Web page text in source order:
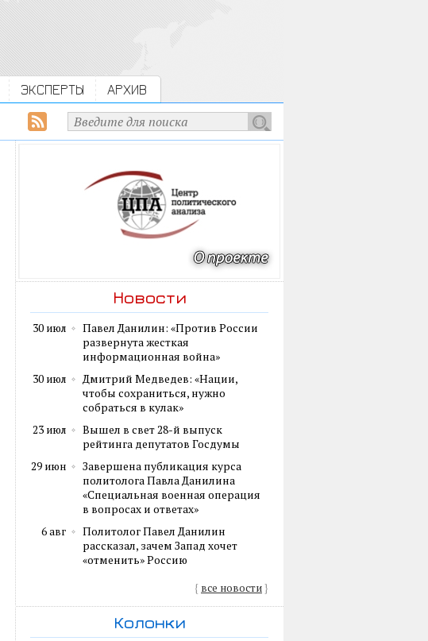
ЭКСПЕРТЫ АРХИВ
Новости
30 июл
Павел Данилин: «Против России
развернута жесткая
информационная война»
30 июл
Дмитрий Медведев: «Нации,
чтобы сохраниться, нужно
собраться в кулак»
23 июл
Вышел в свет 28-й выпуск
рейтинга депутатов Госдумы
29 июн
Завершена публикация курса
политолога Павла Данилина
«Специальная военная операция
в вопросах и ответах»
6 авг
Политолог Павел Данилин
рассказал, зачем Запад хочет
«отменить» Россию
{ все новости}
Колонки